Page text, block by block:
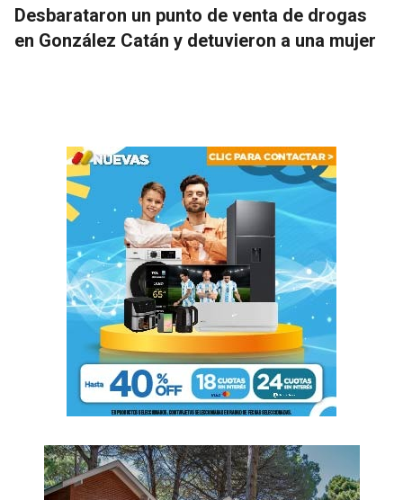
Desbarataron un punto de venta de drogas
en González Catán y detuvieron a una mujer